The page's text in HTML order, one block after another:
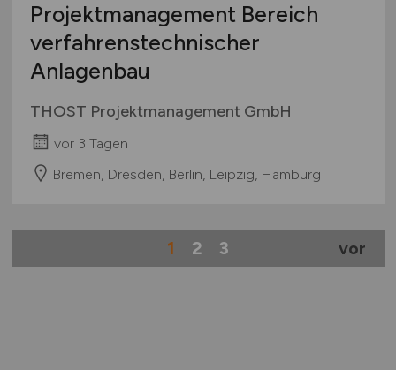
Projektmanagement Bereich
verfahrenstechnischer
Anlagenbau
THOST Projektmanagement GmbH
vor 3 Tagen
Bremen, Dresden, Berlin, Leipzig, Hamburg
1 2 3 vor